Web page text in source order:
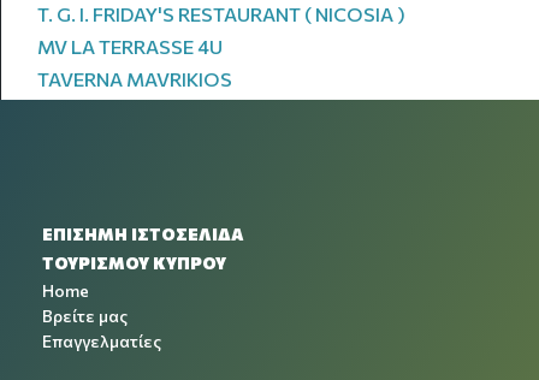
T. G. I. FRIDAY'S RESTAURANT ( NICOSIA )
MV LA TERRASSE 4U
TAVERNA MAVRIKIOS
ΕΠΙΣΗΜΗ ΙΣΤΟΣΕΛΙΔΑ
ΤΟΥΡΙΣΜΟΥ ΚΥΠΡΟΥ
Home
Βρείτε μας
Επαγγελματίες